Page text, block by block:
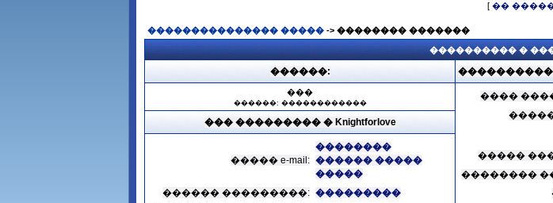
[ ��
��������������� ����� -> �������� �������
���������� �
������: ����������
���
������: ������������
����
�����
��������
��� ��������� � Knightforlove
����� e-mail:
��������
������ �����
�����
������ ���������: ���������